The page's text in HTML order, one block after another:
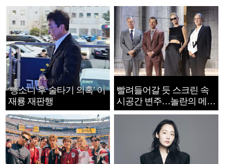
‘뺑소니 후 술타기 의혹’ 이
재룡 재판행
빨려들어갈 듯 스크린 속
시공간 변주…놀란의 메시
지는 ‘전쟁 속죄’